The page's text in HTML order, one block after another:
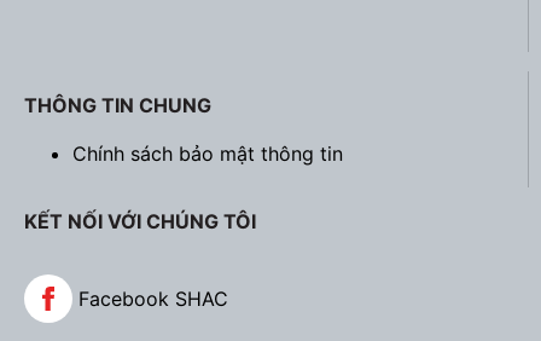
THÔNG TIN CHUNG
Chính sách bảo mật thông tin
KẾT NỐI VỚI CHÚNG TÔI
Facebook SHAC